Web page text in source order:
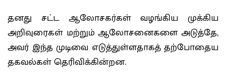
தனது சட்ட ஆலோசகர்கள் வழங்கிய முக்கிய
அறிவுரைகள் மற்றும் ஆலோசனைகளை அடுத்தே,
அவர் இந்த முடிவை எடுத்துள்ளதாகத் தற்போதைய
தகவல்கள் தெரிவிக்கின்றன.